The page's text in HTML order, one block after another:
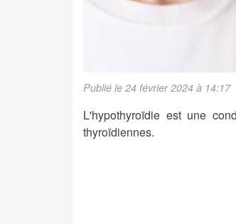
Publié le 24 février 2024 à 14:17
L'hypothyroïdie est une
thyroïdiennes.